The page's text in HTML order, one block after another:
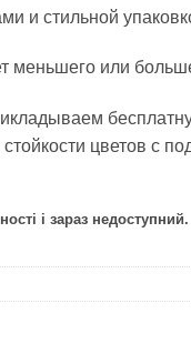
и стильной
меньшего или
цветов с
і зараз недоступний.